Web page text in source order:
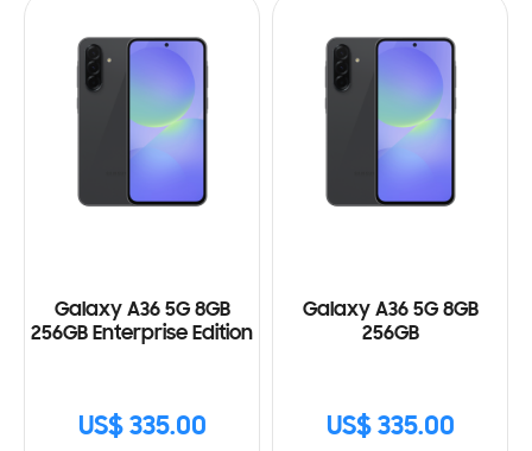
Galaxy A36 5G 8GB
256GB Enterprise Edition
US$ 335.00
Galaxy A36 5G 8GB
256GB
US$ 335.00